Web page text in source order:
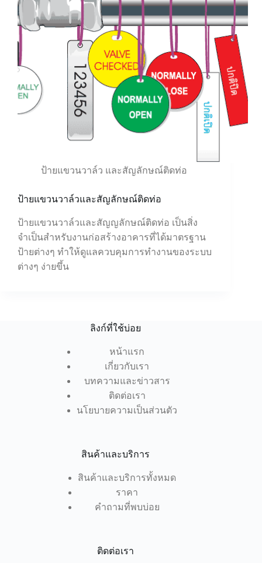
ป้ายแขวนวาล์ว และสัญลักษณ์ติดท่อ
ป้ายแขวนวาล์วและสัญลักษณ์ติดท่อ
ป้ายแขวนวาล์วและสัญญลักษณ์ติดท่อ เป็นสิ่ง
จำเป็นสำหรับงานก่อสร้างอาคารที่ได้มาตรฐาน
ป้ายต่างๆ ทำให้ดูแลควบคุมการทำงานของระบบ
ต่างๆ ง่ายขึ้น
ลิงก์ที่ใช้บ่อย
หน้าแรก
เกี่ยวกับเรา
บทความและข่าวสาร
ติดต่อเรา
นโยบายความเป็นส่วนตัว
สินค้าและบริการ
สินค้าและบริการทั้งหมด
ราคา
คำถามที่พบบ่อย
ติดต่อเรา